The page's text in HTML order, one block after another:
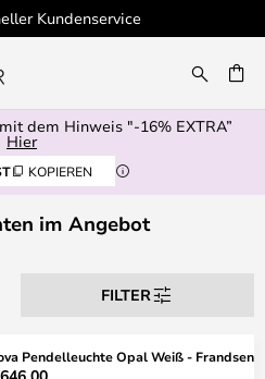
Kundenservice
dem Hinweis "-16% EXTRA”
Hier
KOPIEREN
im Angebot
FILTER
Pendelleuchte Opal Weiß - Frandsen